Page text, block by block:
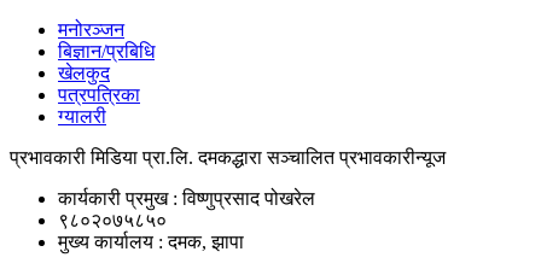
मनोरञ्जन
बिज्ञान/प्रबिधि
खेलकुद
पत्रपत्रिका
ग्यालरी
प्रभावकारी मिडिया प्रा.लि. दमकद्धारा सञ्चालित प्रभावकारीन्यूज
कार्यकारी प्रमुख : विष्णुप्रसाद पोखरेल
९८०२०७५८५०
मुख्य कार्यालय : दमक, झापा